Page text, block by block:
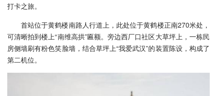
打卡之旅。
首站位于黄鹤楼南路人行道上，此处位于黄鹤楼正南270米处，
可清晰拍到楼上“南维高拱”匾额。旁边西厂口社区大草坪上，一栋民
房侧墙刷有粉色笑脸墙，结合草坪上“我爱武汉”的装置陈设，构成了
第二机位。